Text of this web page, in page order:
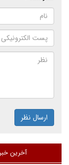
ارسال نظر
آخرین